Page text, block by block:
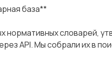
база**
нормативных словарей,
АРI. Мы собрали их в